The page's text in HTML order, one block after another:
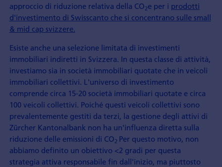
approccio di riduzione relativa della CO2e per i prodotti
d'investimento di Swisscanto che si concentrano sulle small
& mid cap svizzere.
Esiste anche una selezione limitata di investimenti
immobiliari indiretti in Svizzera. In questa classe di attività,
investiamo sia in società immobiliari quotate che in veicoli
immobiliari collettivi. L'universo di investimento
comprende circa 15-20 società immobiliari quotate e circa
100 veicoli collettivi. Poiché questi veicoli collettivi sono
prevalentemente gestiti da terzi, la gestione degli attivi di
Zürcher Kantonalbank non ha un'influenza diretta sulla
riduzione delle emissioni di CO2 Per questo motivo, non
abbiamo definito un obiettivo <2 gradi per questa
strategia attiva responsabile fin dall'inizio, ma piuttosto